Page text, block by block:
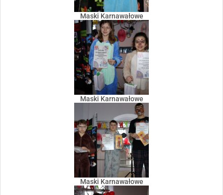
Maski Karnawałowe
Maski Karnawałowe
Maski Karnawałowe